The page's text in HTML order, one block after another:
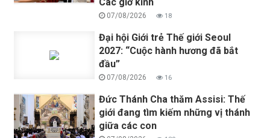
07/08/2026 18
Đại hội Giới trẻ Thế giới Seoul
2027: “Cuộc hành hương đã bắt
đầu”
07/08/2026 16
Đức Thánh Cha thăm Assisi: Thế
giới đang tìm kiếm những vị thánh
giữa các con